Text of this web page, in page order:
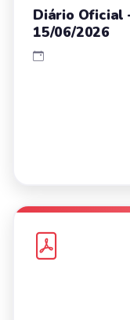
Diário Oficial
15/06/2026